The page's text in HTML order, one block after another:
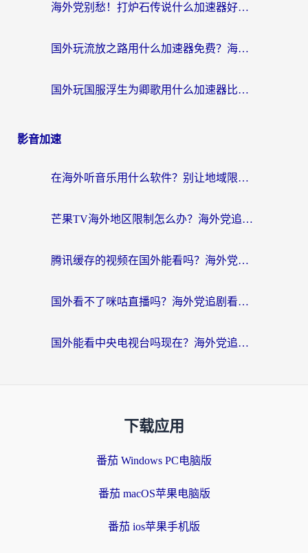
海外党别愁！打炉石传说什么加速器好用？3个实用技巧解决国服游戏卡顿
国外玩流放之路用什么加速器免费？海外党亲测有效的国服游戏加速指南
国外玩国服浮生为卿歌用什么加速器比较好？海外党亲测不踩坑指南
影音加速
在海外听音乐用什么软件？别让地域限制断了你的华语歌单
芒果TV海外地区限制怎么办？海外党追剧看片的实用加速器选择指南
腾讯缓存的视频在国外能看吗？海外党追剧看片的终极解决方案
国外看不了咪咕直播吗？海外党追剧看片的加速器选择指南
国外能看中央电视台吗现在？海外党追剧看央视的实用指南
下载应用
番茄 Windows PC电脑版
番茄 macOS苹果电脑版
番茄 ios苹果手机版